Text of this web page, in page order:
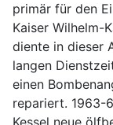
primär für den
Kaiser Wilhelm-
diente in dieser
langen
einen
repariert. 1963-